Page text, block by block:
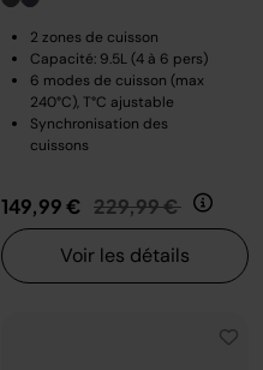
2 zones de cuisson
Capacité: 9.5L (4 à 6 pers)
6 modes de cuisson (max
240°C), T°C ajustable
Synchronisation des
cuissons
149,99 € Prix réduit de
229,99 € au
Voir les détails